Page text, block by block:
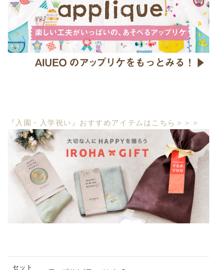
『入園・入学祝い』おすすめアイテムはこちら＞＞＞
セット